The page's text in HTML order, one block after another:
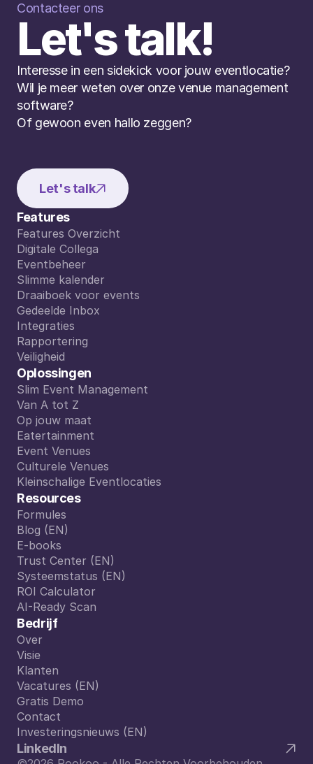
Contacteer ons
Let's talk!
Interesse in een sidekick voor jouw eventlocatie?
Wil je meer weten over onze venue management
software?
Of gewoon even hallo zeggen?
Let's talk
Features
Features Overzicht
Features Overzicht
Digitale Collega
Digitale Collega
Eventbeheer
Eventbeheer
Slimme kalender
Slimme kalender
Draaiboek voor events
Draaiboek voor events
Gedeelde Inbox
Gedeelde Inbox
Integraties
Integraties
Rapportering
Rapportering
Veiligheid
Veiligheid
Oplossingen
Slim Event Management
Slim Event Management
Van A tot Z
Van A tot Z
Op jouw maat
Op jouw maat
Eatertainment
Eatertainment
Event Venues
Event Venues
Culturele Venues
Culturele Venues
Kleinschalige Eventlocaties
Kleinschalige Eventlocaties
Resources
Formules
Formules
Blog (EN)
Blog (EN)
E-books
E-books
Trust Center (EN)
Trust Center (EN)
Systeemstatus (EN)
Systeemstatus (EN)
ROI Calculator
ROI Calculator
AI-Ready Scan
AI-Ready Scan
Bedrijf
Over
Over
Visie
Visie
Klanten
Klanten
Vacatures (EN)
Vacatures (EN)
Gratis Demo
Gratis Demo
Contact
Contact
Investeringsnieuws (EN)
Investeringsnieuws (EN)
LinkedIn